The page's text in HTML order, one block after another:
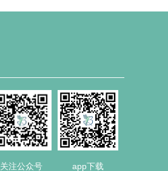
关注公众号 app下载